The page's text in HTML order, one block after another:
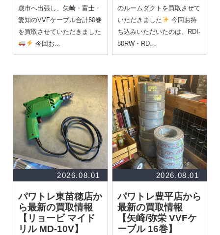
歳市へ出張し、矢崎・富士・
愛知のVVFケーブル合計60巻
を買取させていただきました
今回お…
のルームダクトを買取させて
いただきました
今回お持
ち込みいただいたのは、RDI-
80RW・RD…
2026.08.01
パワトレ東苗穂店か
ら最新の買取情報
【リョービ マイド
リル MD-10V】
2026.08.01
パワトレ豊平店から
最新の買取情報
【矢崎/弥栄 VVFケ
ーブル 16巻】